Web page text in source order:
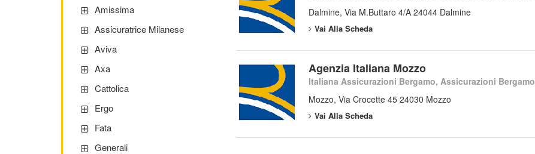
Dalmine, Via M.Buttaro 4/A 24044 Dalmine
Vai Alla Scheda
Agenzia Italiana Mozzo
Italiana Assicurazioni Bergamo, Assicurazioni Bergamo
Mozzo, Via Crocette 45 24030 Mozzo
Vai Alla Scheda
Amissima
Assicuratrice Milanese
Aviva
Axa
Cattolica
Ergo
Fata
Generali